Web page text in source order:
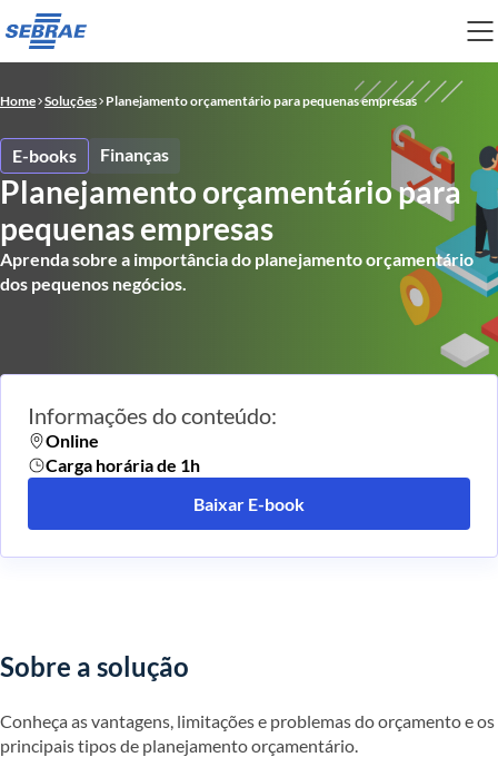
Home Soluções Planejamento orçamentário para pequenas empresas
E-books Finanças
Planejamento orçamentário para
pequenas empresas
Aprenda sobre a importância do planejamento orçamentário
dos pequenos negócios.
Sobre a solução
Conheça as vantagens, limitações e problemas do orçamento e os
principais tipos de planejamento orçamentário.
Informações do conteúdo:
Online
Carga horária de 1h
Baixar E-book